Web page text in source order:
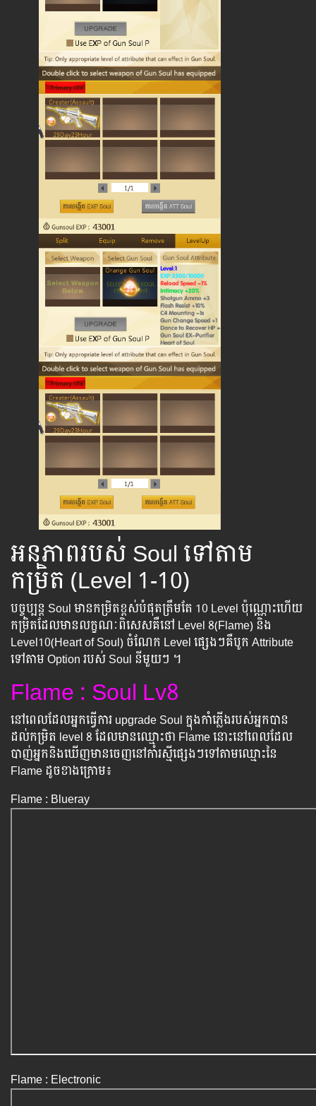
អនុភាពរបស់ Soul ទៅតាម
កម្រិត (Level 1-10)
បច្ចុប្បន្ត Soul មាន​កម្រិត​ខ្ពស់បំផុតត្រឹម​តែ 10 Level ប៉ុណ្ណោះ​ហើយ
កម្រិតដែលមានលក្ខណៈពិសេសគឺនៅ​ Level 8(Flame) និង
Level10(Heart of Soul) ចំណែក Level ផ្សេងៗគឺ​បូក Attribute
ទៅតាម Option របស់ Soul នីមួយៗ ។
Flame : Soul Lv8
នៅពេលដែលអ្នកធ្វើការ upgrade Soul ក្នុងកាំភ្លើងរបស់អ្នកបាន
ដល់កម្រិត level 8 ដែល​មានឈ្មោះថា Flame នោះនៅពេលដែល
បាញ់អ្នកនិងឃើញមានចេញនៅកាំរស្មីផ្សេងៗទៅតាមឈ្មោះនៃ
Flame ដូចខាងក្រោម៖
Flame : Blueray
Flame : Electronic